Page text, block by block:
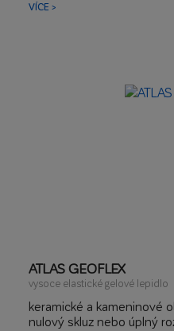
VÍCE >
ATLAS GEOFLEX
vysoce elastické gelové lepidlo
keramické a kameninové
nulový skluz nebo úplný